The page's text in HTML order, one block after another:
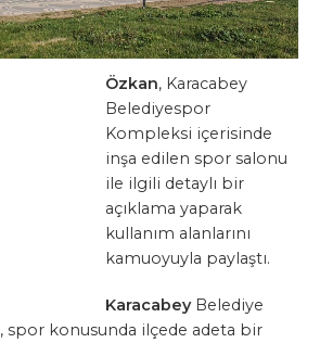
Özkan, Karacabey
Belediyespor
Kompleksi içerisinde
inşa edilen spor salonu
ile ilgili detaylı bir
açıklama yaparak
kullanım alanlarını
kamuoyuyla paylaştı.
Karacabey Belediye
, spor konusunda ilçede adeta bir